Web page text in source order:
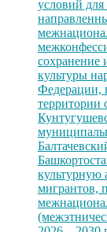
условий
сохранение
культуры
Федерации,
территории
культурную
мигрантов,